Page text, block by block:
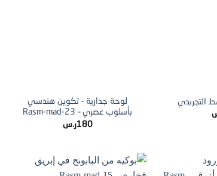
التجريدي
لوحة جدارية – تكوين هندسي
بأسلوب عصري – Rasm-mad-23
180ر.س